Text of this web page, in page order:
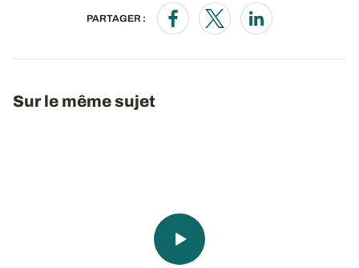
PARTAGER :
Opens in a new window
Opens in a new window
Opens in a new
Sur le même sujet